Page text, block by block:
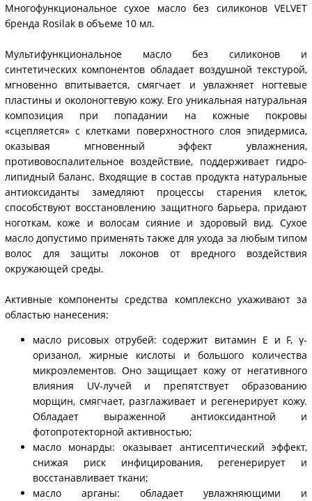
Многофункциональное сухое масло без силиконов VELVET
бренда Rosilak в объеме 10 мл.
Мультифункциональное масло без силиконов и
синтетических компонентов обладает воздушной текстурой,
мгновенно впитывается, смягчает и увлажняет ногтевые
пластины и околоногтевую кожу. Его уникальная натуральная
композиция при попадании на кожные покровы
«сцепляется» с клетками поверхностного слоя эпидермиса,
оказывая мгновенный эффект увлажнения,
противовоспалительное воздействие, поддерживает гидро-
липидный баланс. Входящие в состав продукта натуральные
антиоксиданты замедляют процессы старения клеток,
способствуют восстановлению защитного барьера, придают
ноготкам, коже и волосам сияние и здоровый вид. Сухое
масло допустимо применять также для ухода за любым типом
волос для защиты локонов от вредного воздействия
окружающей среды.
Активные компоненты средства комплексно ухаживают за
областью нанесения:
масло рисовых отрубей: содержит витамин Е и F, γ-
оризанол, жирные кислоты и большого количества
микроэлементов. Оно защищает кожу от негативного
влияния UV-лучей и препятствует образованию
морщин, смягчает, разглаживает и регенерирует кожу.
Обладает выраженной антиоксидантной и
фотопротекторной активностью;
масло монарды: оказывает антисептический эффект,
снижая риск инфицирования, регенерирует и
восстанавливает ткани;
масло арганы: обладает увлажняющими и